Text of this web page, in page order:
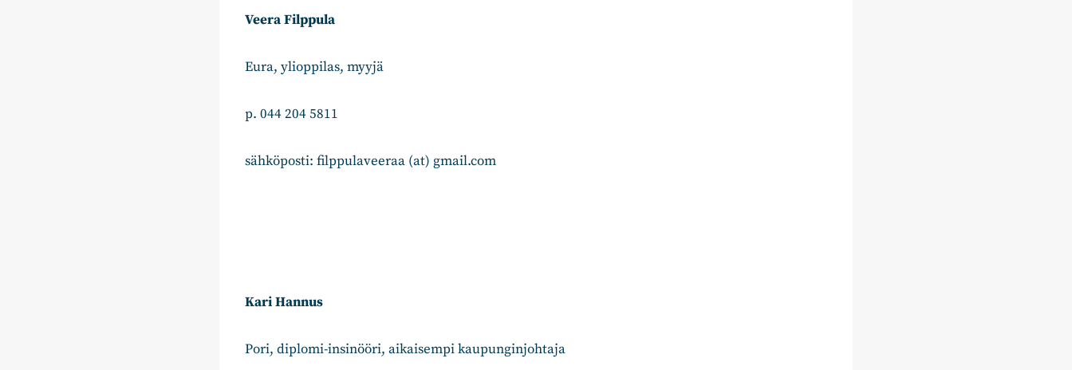
Veera Filppula
Eura, ylioppilas, myyjä
p. 044 204 5811
sähköposti: filppulaveeraa (at) gmail.com
Kari Hannus
Pori, diplomi-insinööri, aikaisempi kaupunginjohtaja